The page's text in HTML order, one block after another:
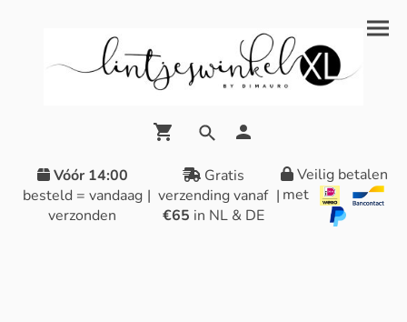
Vóór 14:00
besteld = vandaag
verzonden
|
Gratis
verzending vanaf
€65 in NL & DE
|
Veilig betalen
met